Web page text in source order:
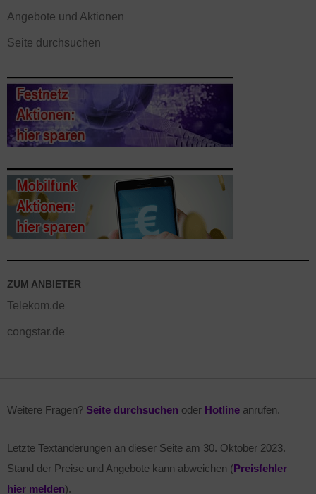
Angebote und Aktionen
Seite durchsuchen
ZUM ANBIETER
Telekom.de
congstar.de
Weitere Fragen? Seite durchsuchen oder Hotline anrufen.
Letzte Textänderungen an dieser Seite am 30. Oktober 2023.
Stand der Preise und Angebote kann abweichen (Preisfehler
hier melden).